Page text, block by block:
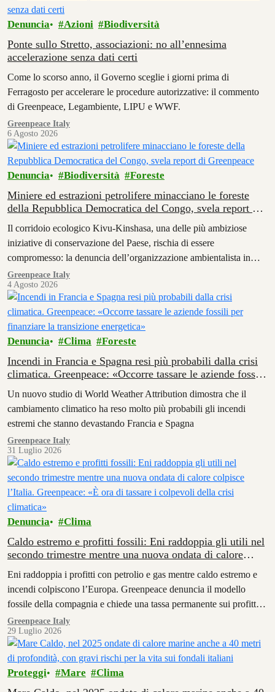
Denuncia Azioni Biodiversità
Ponte sullo Stretto, associazioni: no all’ennesima
accelerazione senza dati certi
Come lo scorso anno, il Governo sceglie i giorni prima di
Ferragosto per accelerare le procedure autorizzative: il commento
di Greenpeace, Legambiente, LIPU e WWF.
Greenpeace Italy
6 Agosto 2026
Denuncia Biodiversità Foreste
Miniere ed estrazioni petrolifere minacciano le foreste
della Repubblica Democratica del Congo, svela report di
Il corridoio ecologico Kivu-Kinshasa, una delle più ambiziose
iniziative di conservazione del Paese, rischia di essere
compromesso: la denuncia dell’organizzazione ambientalista in
Africa.
Greenpeace Italy
4 Agosto 2026
Denuncia Clima Foreste
Incendi in Francia e Spagna resi più probabili dalla crisi
climatica. Greenpeace: «Occorre tassare le aziende fossili
Un nuovo studio di World Weather Attribution dimostra che il
cambiamento climatico ha reso molto più probabili gli incendi
estremi che stanno devastando Francia e Spagna
Greenpeace Italy
31 Luglio 2026
Denuncia Clima
Caldo estremo e profitti fossili: Eni raddoppia gli utili nel
secondo trimestre mentre una nuova ondata di calore
della crisi climatica»
Eni raddoppia i profitti con petrolio e gas mentre caldo estremo e
incendi colpiscono l’Europa. Greenpeace denuncia il modello
fossile della compagnia e chiede una tassa permanente sui profitti
delle aziende fossili
Greenpeace Italy
29 Luglio 2026
Proteggi Mare Clima